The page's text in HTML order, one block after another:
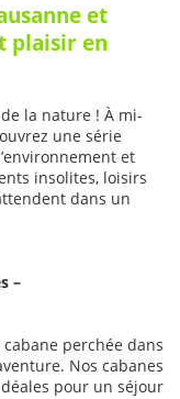
et
plaisir en
la nature ! À mi-
une série
et
insolites, loisirs
dans un
–
perchée dans
Nos cabanes
pour un séjour